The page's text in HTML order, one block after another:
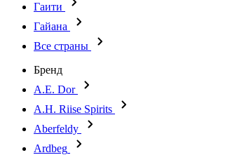
Гаити
Гайана
Все страны
Бренд
A.E. Dor
A.H. Riise Spirits
Aberfeldy
Ardbeg